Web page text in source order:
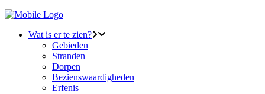
Wat is er te zien?
Gebieden
Stranden
Dorpen
Bezienswaardigheden
Erfenis